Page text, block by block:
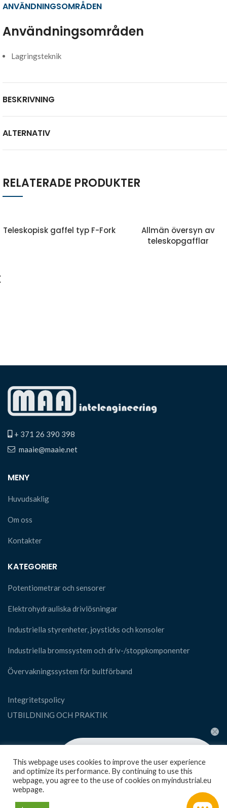
ANVÄNDNINGSOMRÅDEN
Användningsområden
Lagringsteknik
BESKRIVNING
ALTERNATIV
RELATERADE PRODUKTER
Teleskopisk gaffel typ F-Fork
Allmän översyn av
teleskopgafflar
+ 371 26 390 398
maaie@maaie.net
MENY
Huvudsaklig
Om oss
Kontakter
KATEGORIER
Potentiometrar och sensorer
Elektrohydrauliska drivlösningar
Industriella styrenheter, joysticks och konsoler
Industriella bromssystem och driv-/stoppkomponenter
Övervakningssystem för bultförband
Integritetspolicy
UTBILDNING OCH PRAKTIK
This webpage uses cookies to improve the user experience
and optimize its performance. By continuing to use this
webpage, you agree to the use of cookies on myindustrial.eu
webpage.
Feel free to ask your queries here. We
are always ready to assist you anytime.